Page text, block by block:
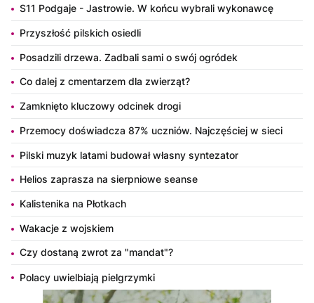
S11 Podgaje - Jastrowie. W końcu wybrali wykonawcę
Przyszłość pilskich osiedli
Posadzili drzewa. Zadbali sami o swój ogródek
Co dalej z cmentarzem dla zwierząt?
Zamknięto kluczowy odcinek drogi
Przemocy doświadcza 87% uczniów. Najczęściej w sieci
Pilski muzyk latami budował własny syntezator
Helios zaprasza na sierpniowe seanse
Kalistenika na Płotkach
Wakacje z wojskiem
Czy dostaną zwrot za "mandat"?
Polacy uwielbiają pielgrzymki